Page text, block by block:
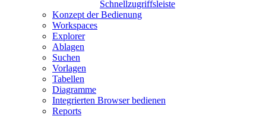
Schnellzugriffsleiste
Konzept der Bedienung
Workspaces
Explorer
Ablagen
Suchen
Vorlagen
Tabellen
Diagramme
Integrierten Browser bedienen
Reports